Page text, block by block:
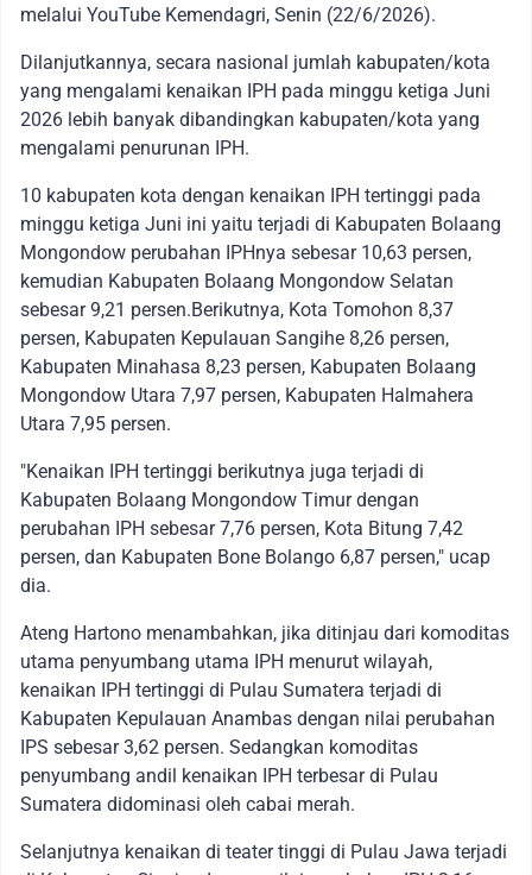
melalui YouTube Kemendagri, Senin (22/6/2026).
Dilanjutkannya, secara nasional jumlah kabupaten/kota
yang mengalami kenaikan IPH pada minggu ketiga Juni
2026 lebih banyak dibandingkan kabupaten/kota yang
mengalami penurunan IPH.
10 kabupaten kota dengan kenaikan IPH tertinggi pada
minggu ketiga Juni ini yaitu terjadi di Kabupaten Bolaang
Mongondow perubahan IPHnya sebesar 10,63 persen,
kemudian Kabupaten Bolaang Mongondow Selatan
sebesar 9,21 persen.Berikutnya, Kota Tomohon 8,37
persen, Kabupaten Kepulauan Sangihe 8,26 persen,
Kabupaten Minahasa 8,23 persen, Kabupaten Bolaang
Mongondow Utara 7,97 persen, Kabupaten Halmahera
Utara 7,95 persen.
"Kenaikan IPH tertinggi berikutnya juga terjadi di
Kabupaten Bolaang Mongondow Timur dengan
perubahan IPH sebesar 7,76 persen, Kota Bitung 7,42
persen, dan Kabupaten Bone Bolango 6,87 persen," ucap
dia.
Ateng Hartono menambahkan, jika ditinjau dari komoditas
utama penyumbang utama IPH menurut wilayah,
kenaikan IPH tertinggi di Pulau Sumatera terjadi di
Kabupaten Kepulauan Anambas dengan nilai perubahan
IPS sebesar 3,62 persen. Sedangkan komoditas
penyumbang andil kenaikan IPH terbesar di Pulau
Sumatera didominasi oleh cabai merah.
Selanjutnya kenaikan di teater tinggi di Pulau Jawa terjadi